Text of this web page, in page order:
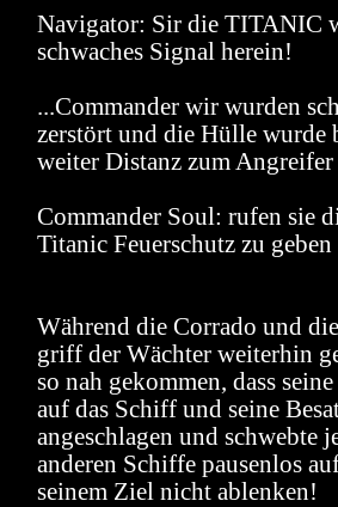
Navigator: Sir die TITANIC
schwaches Signal herein!
...Commander wir wurden
zerstört und die Hülle wurde
weiter Distanz zum
Commander Soul: rufen sie
Titanic Feuerschutz zu
Während die Corrado und
griff der Wächter weiterhin
so nah gekommen, dass
auf das Schiff und seine
angeschlagen und
anderen Schiffe pausenlos
seinem Ziel nicht ablenken!